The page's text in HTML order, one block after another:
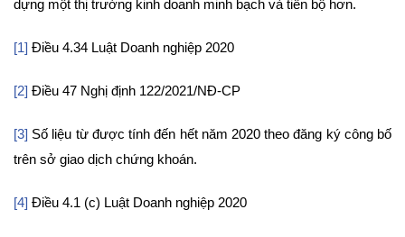
dựng một thị trường kinh doanh minh bạch và tiến bộ hơn.
[1] Điều 4.34 Luật Doanh nghiệp 2020
[2] Điều 47 Nghị định 122/2021/NĐ-CP
[3] Số liệu từ được tính đến hết năm 2020 theo đăng ký công bố
trên sở giao dịch chứng khoán.
[4] Điều 4.1 (c) Luật Doanh nghiệp 2020